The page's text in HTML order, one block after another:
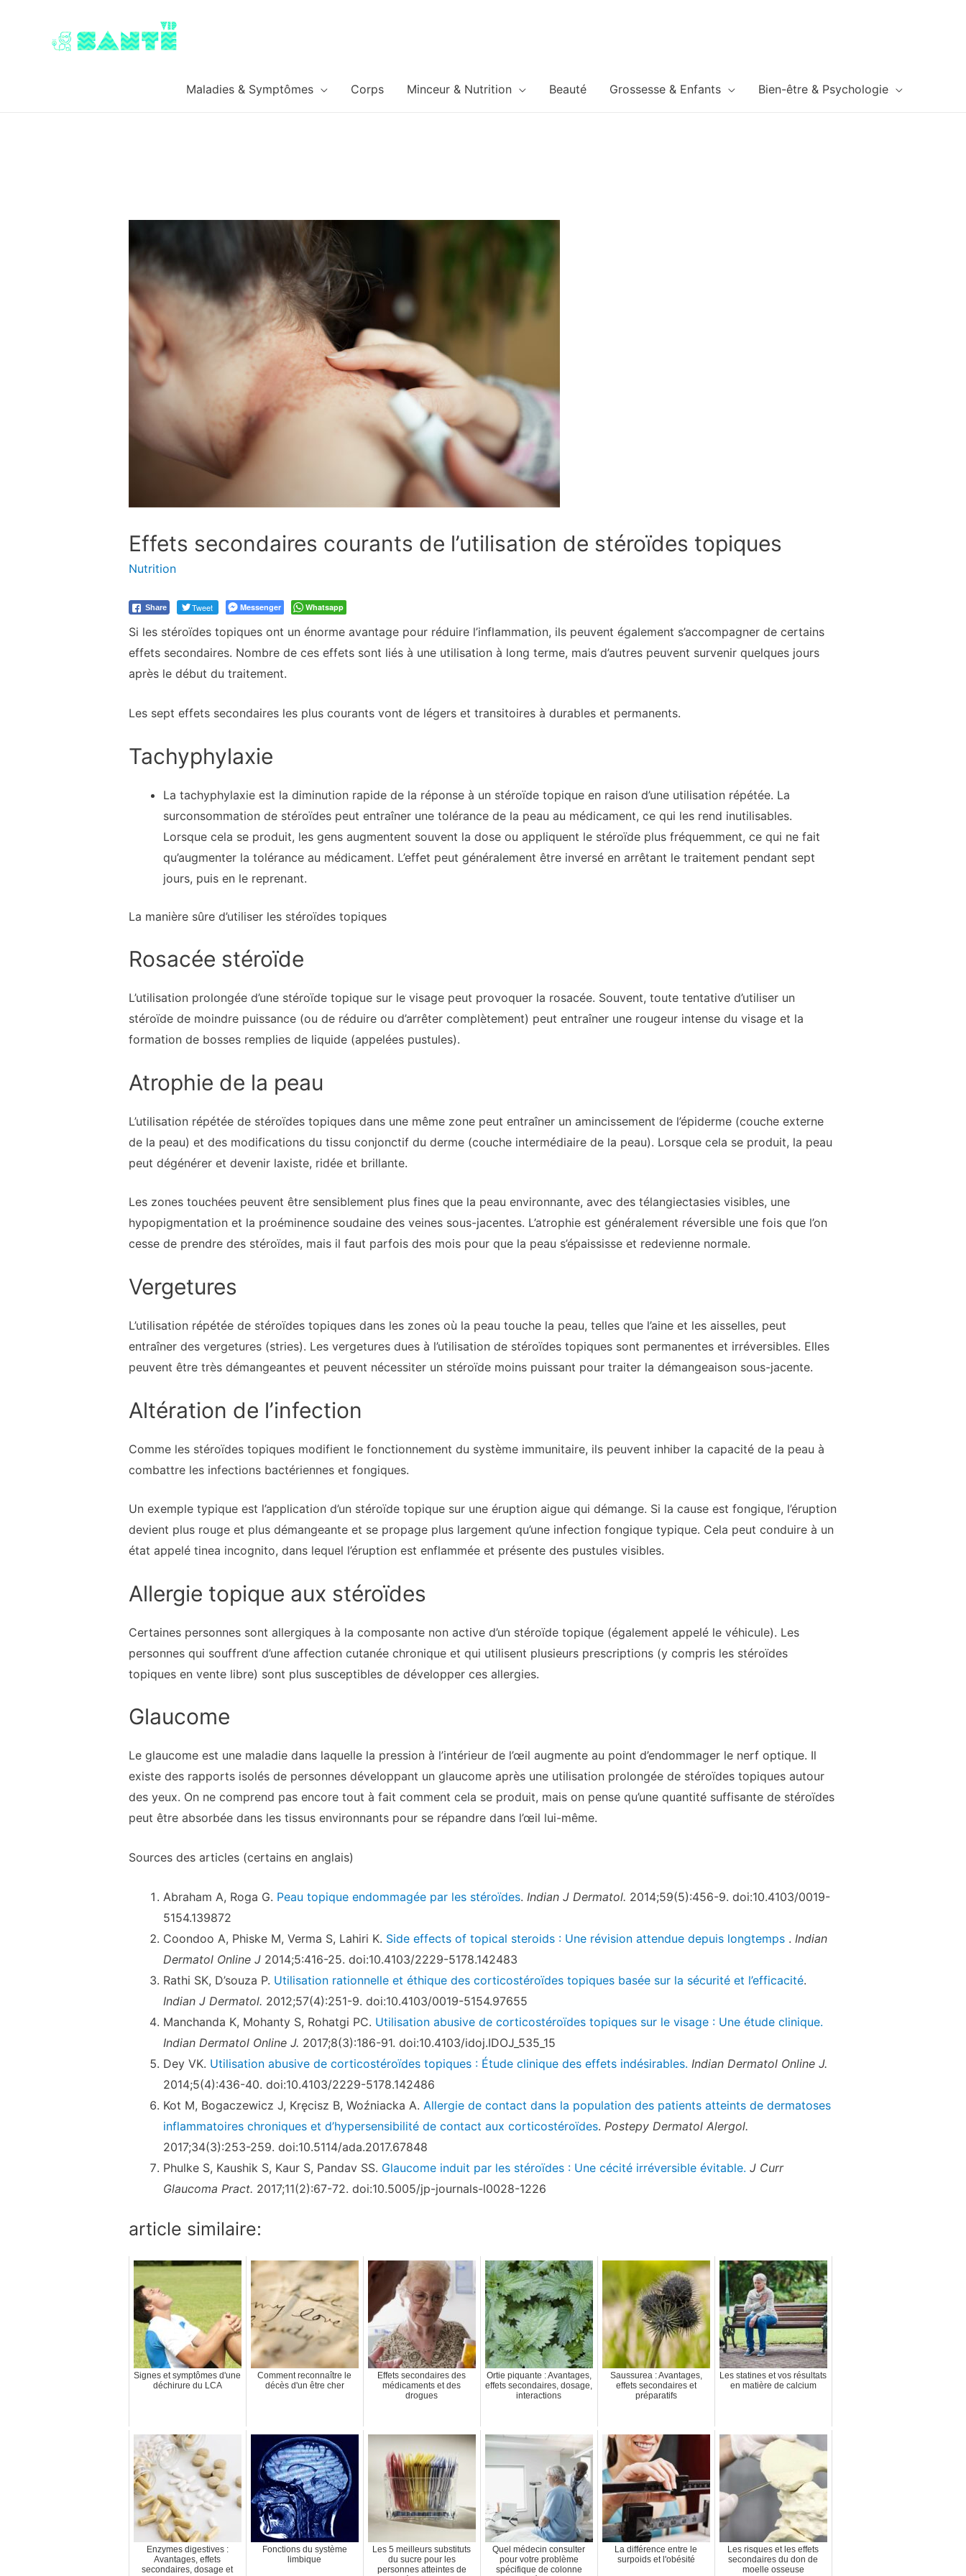
Maladies & Symptômes Corps Minceur & Nutrition Beauté Grossesse & Enfants Bien-être & Psychologie
Effets secondaires courants de l’utilisation de stéroïdes topiques
Nutrition
Share Tweet Messenger Whatsapp
Si les stéroïdes topiques ont un énorme avantage pour réduire l’inflammation, ils peuvent également s’accompagner de certains
effets secondaires. Nombre de ces effets sont liés à une utilisation à long terme, mais d’autres peuvent survenir quelques jours
après le début du traitement.
Les sept effets secondaires les plus courants vont de légers et transitoires à durables et permanents.
Tachyphylaxie
La tachyphylaxie est la diminution rapide de la réponse à un stéroïde topique en raison d’une utilisation répétée. La
surconsommation de stéroïdes peut entraîner une tolérance de la peau au médicament, ce qui les rend inutilisables.
Lorsque cela se produit, les gens augmentent souvent la dose ou appliquent le stéroïde plus fréquemment, ce qui ne fait
qu’augmenter la tolérance au médicament. L’effet peut généralement être inversé en arrêtant le traitement pendant sept
jours, puis en le reprenant.
La manière sûre d’utiliser les stéroïdes topiques
Rosacée stéroïde
L’utilisation prolongée d’une stéroïde topique sur le visage peut provoquer la rosacée. Souvent, toute tentative d’utiliser un
stéroïde de moindre puissance (ou de réduire ou d’arrêter complètement) peut entraîner une rougeur intense du visage et la
formation de bosses remplies de liquide (appelées pustules).
Atrophie de la peau
L’utilisation répétée de stéroïdes topiques dans une même zone peut entraîner un amincissement de l’épiderme (couche externe
de la peau) et des modifications du tissu conjonctif du derme (couche intermédiaire de la peau). Lorsque cela se produit, la peau
peut dégénérer et devenir laxiste, ridée et brillante.
Les zones touchées peuvent être sensiblement plus fines que la peau environnante, avec des télangiectasies visibles, une
hypopigmentation et la proéminence soudaine des veines sous-jacentes. L’atrophie est généralement réversible une fois que l’on
cesse de prendre des stéroïdes, mais il faut parfois des mois pour que la peau s’épaississe et redevienne normale.
Vergetures
L’utilisation répétée de stéroïdes topiques dans les zones où la peau touche la peau, telles que l’aine et les aisselles, peut
entraîner des vergetures (stries). Les vergetures dues à l’utilisation de stéroïdes topiques sont permanentes et irréversibles. Elles
peuvent être très démangeantes et peuvent nécessiter un stéroïde moins puissant pour traiter la démangeaison sous-jacente.
Altération de l’infection
Comme les stéroïdes topiques modifient le fonctionnement du système immunitaire, ils peuvent inhiber la capacité de la peau à
combattre les infections bactériennes et fongiques.
Un exemple typique est l’application d’un stéroïde topique sur une éruption aigue qui démange. Si la cause est fongique, l’éruption
devient plus rouge et plus démangeante et se propage plus largement qu’une infection fongique typique. Cela peut conduire à un
état appelé tinea incognito, dans lequel l’éruption est enflammée et présente des pustules visibles.
Allergie topique aux stéroïdes
Certaines personnes sont allergiques à la composante non active d’un stéroïde topique (également appelé le véhicule). Les
personnes qui souffrent d’une affection cutanée chronique et qui utilisent plusieurs prescriptions (y compris les stéroïdes
topiques en vente libre) sont plus susceptibles de développer ces allergies.
Glaucome
Le glaucome est une maladie dans laquelle la pression à l’intérieur de l’œil augmente au point d’endommager le nerf optique. Il
existe des rapports isolés de personnes développant un glaucome après une utilisation prolongée de stéroïdes topiques autour
des yeux. On ne comprend pas encore tout à fait comment cela se produit, mais on pense qu’une quantité suffisante de stéroïdes
peut être absorbée dans les tissus environnants pour se répandre dans l’œil lui-même.
Sources des articles (certains en anglais)
Abraham A, Roga G. Peau topique endommagée par les stéroïdes. Indian J Dermatol. 2014;59(5):456-9. doi:10.4103/0019-
5154.139872
Coondoo A, Phiske M, Verma S, Lahiri K. Side effects of topical steroids : Une révision attendue depuis longtemps . Indian
Dermatol Online J2014;5:416-25. doi:10.4103/2229-5178.142483
Rathi SK, D’souza P. Utilisation rationnelle et éthique des corticostéroïdes topiques basée sur la sécurité et l’efficacité.
Indian J Dermatol. 2012;57(4):251-9. doi:10.4103/0019-5154.97655
Manchanda K, Mohanty S, Rohatgi PC. Utilisation abusive de corticostéroïdes topiques sur le visage : Une étude clinique.
Indian Dermatol Online J. 2017;8(3):186-91. doi:10.4103/idoj.IDOJ_535_15
Dey VK. Utilisation abusive de corticostéroïdes topiques : Étude clinique des effets indésirables. Indian Dermatol Online J.
2014;5(4):436-40. doi:10.4103/2229-5178.142486
Kot M, Bogaczewicz J, Kręcisz B, Woźniacka A. Allergie de contact dans la population des patients atteints de dermatoses
inflammatoires chroniques et d’hypersensibilité de contact aux corticostéroïdes. Postepy Dermatol Alergol.
2017;34(3):253-259. doi:10.5114/ada.2017.67848
Phulke S, Kaushik S, Kaur S, Pandav SS. Glaucome induit par les stéroïdes : Une cécité irréversible évitable. J Curr
Glaucoma Pract. 2017;11(2):67-72. doi:10.5005/jp-journals-l0028-1226
article similaire:
Signes et symptômes d'une
déchirure du LCA
Comment reconnaître le
décès d'un être cher
Effets secondaires des
médicaments et des
drogues
Ortie piquante : Avantages,
effets secondaires, dosage,
interactions
Saussurea : Avantages,
effets secondaires et
préparatifs
Les statines et vos résultats
en matière de calcium
Enzymes digestives :
Avantages, effets
secondaires, dosage et
Fonctions du système
limbique
Les 5 meilleurs substituts
du sucre pour les
personnes atteintes de
Quel médecin consulter
pour votre problème
spécifique de colonne
La différence entre le
surpoids et l'obésité
Les risques et les effets
secondaires du don de
moelle osseuse